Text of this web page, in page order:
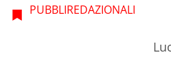
PUBBLIREDAZIONALI